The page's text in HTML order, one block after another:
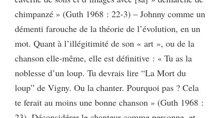
chimpanzé » (Guth 1968 : 22-3) – Johnny comme un
démenti farouche de la théorie de l’évolution, en un
mot. Quant à l’illégitimité de son « art », ou de la
chanson elle-même, elle est définitive : « Tu as la
noblesse d’un loup. Tu devrais lire “La Mort du
loup” de Vigny. Ou la chanter. Pourquoi pas ? Cela
te ferait au moins une bonne chanson » (Guth 1968 :